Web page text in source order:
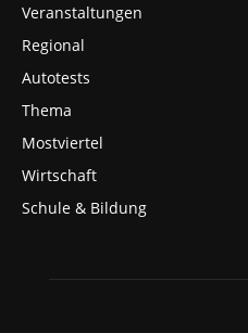
Veranstaltungen
Regional
Autotests
Thema
Mostviertel
Wirtschaft
Schule & Bildung